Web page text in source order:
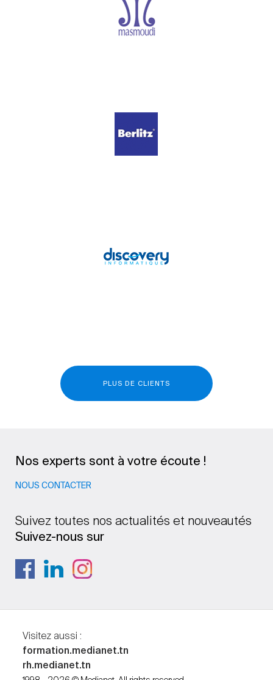
PLUS DE CLIENTS
Nos experts sont à votre écoute !
NOUS CONTACTER
Suivez toutes nos actualités et nouveautés
Suivez-nous sur
Visitez aussi :
formation.medianet.tn
rh.medianet.tn